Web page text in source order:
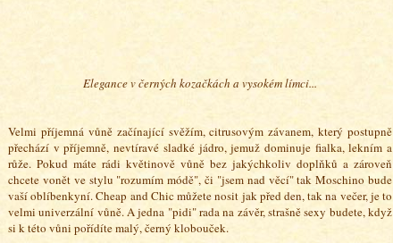
Elegance v černých kozačkách a vysokém límci...
Velmi příjemná vůně začínající svěžím, citrusovým závanem, který postupně
přechází v příjemně, nevtíravé sladké jádro, jemuž dominuje fialka, lekním a
růže. Pokud máte rádi květinově vůně bez jakýchkoliv doplňků a zároveň
chcete vonět ve stylu "rozumím módě", či "jsem nad věcí" tak Moschino bude
vaší oblíbenkyní. Cheap and Chic můžete nosit jak před den, tak na večer, je to
velmi univerzální vůně. A jedna "pidi" rada na závěr, strašně sexy budete, když
si k této vůni pořídíte malý, černý klobouček.